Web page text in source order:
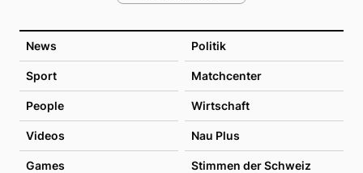
News Politik
Sport Matchcenter
People Wirtschaft
Videos Nau Plus
Games Stimmen der Schweiz